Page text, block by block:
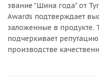
звание "Шина года" от
Awards подтверждает
заложенные в продукте.
подчеркивает
производстве